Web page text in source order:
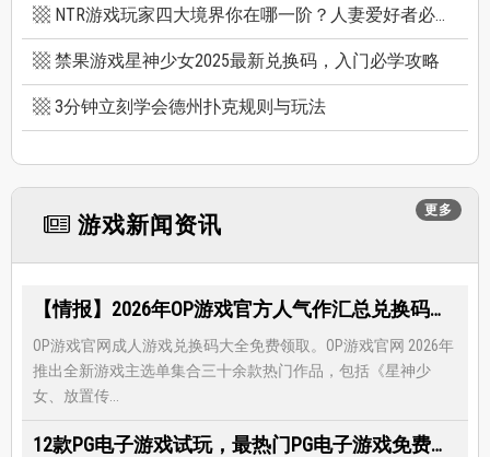
NTR游戏玩家四大境界你在哪一阶？人妻爱好者必看三款精选NTR游戏推荐
禁果游戏星神少女2025最新兑换码，入门必学攻略
3分钟立刻学会德州扑克规则与玩法
更多
游戏新闻资讯
【情报】2026年OP游戏官方人气作汇总兑换码大全，限时免费礼包领取-每月更新
OP游戏官网成人游戏兑换码大全免费领取。OP游戏官网 2026年
推出全新游戏主选单集合三十余款热门作品，包括《星神少
女、放置传...
12款PG电子游戏试玩，最热门PG电子游戏免费试玩，还有超多福利等著你